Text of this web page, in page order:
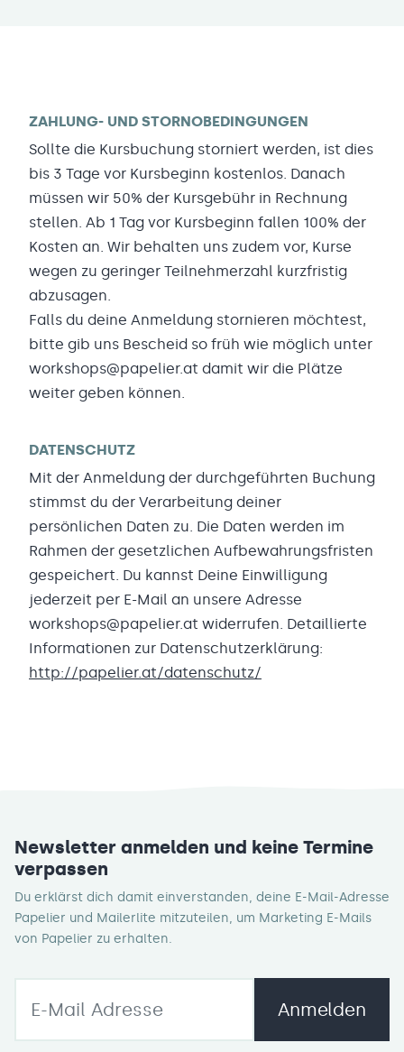
ZAHLUNG- UND STORNOBEDINGUNGEN
Sollte die Kursbuchung storniert werden, ist dies
bis 3 Tage vor Kursbeginn kostenlos. Danach
müssen wir 50% der Kursgebühr in Rechnung
stellen. Ab 1 Tag vor Kursbeginn fallen 100% der
Kosten an. Wir behalten uns zudem vor, Kurse
wegen zu geringer Teilnehmerzahl kurzfristig
abzusagen.
Falls du deine Anmeldung stornieren möchtest,
bitte gib uns Bescheid so früh wie möglich unter
workshops@papelier.at damit wir die Plätze
weiter geben können.
DATENSCHUTZ
Mit der Anmeldung der durchgeführten Buchung
stimmst du der Verarbeitung deiner
persönlichen Daten zu. Die Daten werden im
Rahmen der gesetzlichen Aufbewahrungsfristen
gespeichert. Du kannst Deine Einwilligung
jederzeit per E-Mail an unsere Adresse
workshops@papelier.at widerrufen. Detaillierte
Informationen zur Datenschutzerklärung:
http://papelier.at/datenschutz/
Newsletter anmelden und keine Termine
verpassen
Du erklärst dich damit einverstanden, deine E-Mail-Adresse
Papelier und Mailerlite mitzuteilen, um Marketing E-Mails
von Papelier zu erhalten.
Anmelden